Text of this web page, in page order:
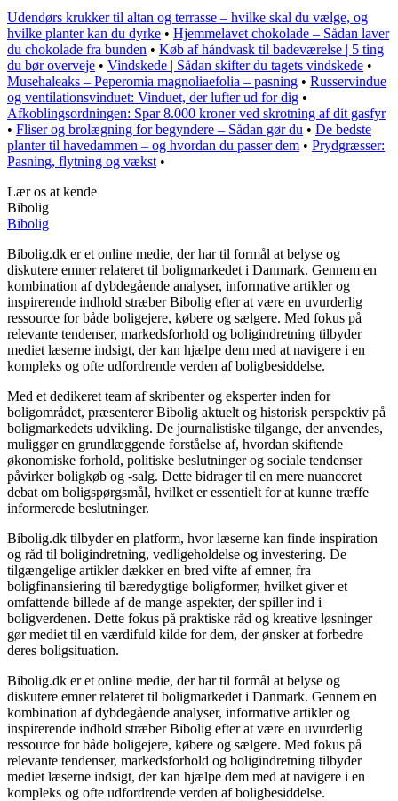
Udendørs krukker til altan og terrasse – hvilke skal du vælge, og
hvilke planter kan du dyrke • Hjemmelavet chokolade – Sådan laver
du chokolade fra bunden • Køb af håndvask til badeværelse | 5 ting
du bør overveje • Vindskede | Sådan skifter du tagets vindskede •
Musehaleaks – Peperomia magnoliaefolia – pasning • Russervindue
og ventilationsvinduet: Vinduet, der lufter ud for dig •
Afkoblingsordningen: Spar 8.000 kroner ved skrotning af dit gasfyr
• Fliser og brolægning for begyndere – Sådan gør du • De bedste
planter til havedammen – og hvordan du passer dem • Prydgræsser:
Pasning, flytning og vækst •
Lær os at kende
Bibolig
Bibolig
Bibolig.dk er et online medie, der har til formål at belyse og
diskutere emner relateret til boligmarkedet i Danmark. Gennem en
kombination af dybdegående analyser, informative artikler og
inspirerende indhold stræber Bibolig efter at være en uvurderlig
ressource for både boligejere, købere og sælgere. Med fokus på
relevante tendenser, markedsforhold og boligindretning tilbyder
mediet læserne indsigt, der kan hjælpe dem med at navigere i en
kompleks og ofte udfordrende verden af boligbesiddelse.
Med et dedikeret team af skribenter og eksperter inden for
boligområdet, præsenterer Bibolig aktuelt og historisk perspektiv på
boligmarkedets udvikling. De journalistiske tilgange, der anvendes,
muliggør en grundlæggende forståelse af, hvordan skiftende
økonomiske forhold, politiske beslutninger og sociale tendenser
påvirker boligkøb og -salg. Dette bidrager til en mere nuanceret
debat om boligspørgsmål, hvilket er essentielt for at kunne træffe
informerede beslutninger.
Bibolig.dk tilbyder en platform, hvor læserne kan finde inspiration
og råd til boligindretning, vedligeholdelse og investering. De
tilgængelige artikler dækker en bred vifte af emner, fra
boligfinansiering til bæredygtige boligformer, hvilket giver et
omfattende billede af de mange aspekter, der spiller ind i
boligverdenen. Dette fokus på praktiske råd og kreative løsninger
gør mediet til en værdifuld kilde for dem, der ønsker at forbedre
deres boligsituation.
Bibolig.dk er et online medie, der har til formål at belyse og
diskutere emner relateret til boligmarkedet i Danmark. Gennem en
kombination af dybdegående analyser, informative artikler og
inspirerende indhold stræber Bibolig efter at være en uvurderlig
ressource for både boligejere, købere og sælgere. Med fokus på
relevante tendenser, markedsforhold og boligindretning tilbyder
mediet læserne indsigt, der kan hjælpe dem med at navigere i en
kompleks og ofte udfordrende verden af boligbesiddelse.